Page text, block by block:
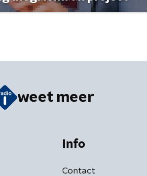
weet meer
Info
Contact